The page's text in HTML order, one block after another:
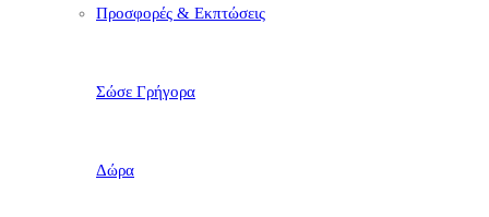
Προσφορές & Εκπτώσεις
Σώσε Γρήγορα
Δώρα